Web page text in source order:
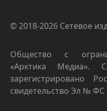
© 2018-2026 Сетевое
Общество с
«Арктика Медиа».
зарегистрировано
свидетельство Эл № ФС